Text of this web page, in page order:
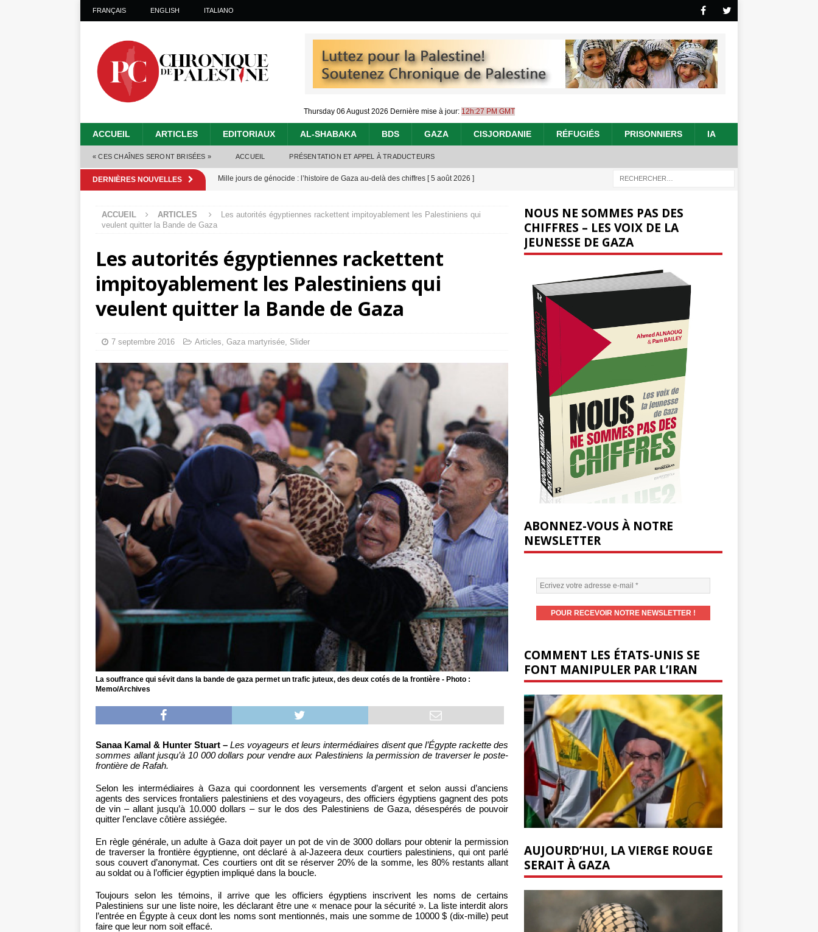
FRANÇAIS ENGLISH ITALIANO
Thursday 06 August 2026 Dernière mise à jour: 12h:27 PM GMT
ACCUEIL ARTICLES EDITORIAUX AL-SHABAKA BDS GAZA CISJORDANIE RÉFUGIÉS PRISONNIERS IA
« CES CHAÎNES SERONT BRISÉES » ACCUEIL PRÉSENTATION ET APPEL À TRADUCTEURS
DERNIÈRES NOUVELLES Mille jours de génocide : l’histoire de Gaza au-delà des chiffres [ 5 août 2026 ]
Alors que Trump annonce un « accord de paix » à Gaza, les Israéliens multiplie les
Les Israéliens se servent de la Cisjordanie comme d’une poubelle pour leurs déchets
toxiques[ 3 août 2026 ]
Capituler ou mourir : le « processus de paix » à Gaza et la propagande occidentale
ACCUEIL ARTICLES
Les autorités égyptiennes rackettent impitoyablement les Palestiniens qui
veulent quitter la Bande de Gaza
Les autorités égyptiennes rackettent
impitoyablement les Palestiniens qui
veulent quitter la Bande de Gaza
7 septembre 2016 Articles, Gaza martyrisée, Slider
La souffrance qui sévit dans la bande de gaza permet un trafic juteux, des deux cotés de la frontière - Photo :
Memo/Archives
Sanaa Kamal & Hunter Stuart –Les voyageurs et leurs intermédiaires disent que l’Égypte rackette des
sommes allant jusqu’à 10 000 dollars pour vendre aux Palestiniens la permission de traverser le poste-
frontière de Rafah.
Selon les intermédiaires à Gaza qui coordonnent les versements d’argent et selon aussi d’anciens
agents des services frontaliers palestiniens et des voyageurs, des officiers égyptiens gagnent des pots
de vin – allant jusqu’à 10.000 dollars – sur le dos des Palestiniens de Gaza, désespérés de pouvoir
quitter l’enclave côtière assiégée.
En règle générale, un adulte à Gaza doit payer un pot de vin de 3000 dollars pour obtenir la permission
de traverser la frontière égyptienne, ont déclaré à al-Jazeera deux courtiers palestiniens, qui ont parlé
sous couvert d’anonymat. Ces courtiers ont dit se réserver 20% de la somme, les 80% restants allant
au soldat ou à l’officier égyptien impliqué dans la boucle.
Toujours selon les témoins, il arrive que les officiers égyptiens inscrivent les noms de certains
Palestiniens sur une liste noire, les déclarant être une « menace pour la sécurité ». La liste interdit alors
l’entrée en Égypte à ceux dont les noms sont mentionnés, mais une somme de 10000 $ (dix-mille) peut
faire que leur nom soit effacé.
NOUS NE SOMMES PAS DES
CHIFFRES – LES VOIX DE LA
JEUNESSE DE GAZA
ABONNEZ-VOUS À NOTRE
NEWSLETTER
COMMENT LES ÉTATS-UNIS SE
FONT MANIPULER PAR L’IRAN
AUJOURD’HUI, LA VIERGE ROUGE
SERAIT À GAZA